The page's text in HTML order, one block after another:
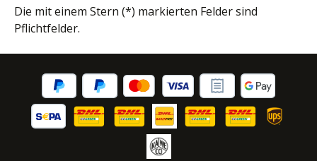
Die mit einem Stern (*) markierten Felder sind
Pflichtfelder.